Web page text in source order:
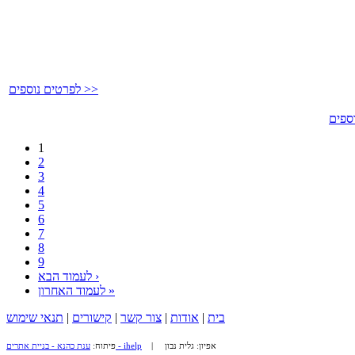
לפרטים נוספים >>
1
2
3
4
5
6
7
8
9
לעמוד הבא ›
לעמוד האחרון »
בית | אודות | צור קשר | קישורים | תנאי שימוש
פיתוח: ענת כהנא - בניית אתרים - ihelp | אפיון: גלית נבון